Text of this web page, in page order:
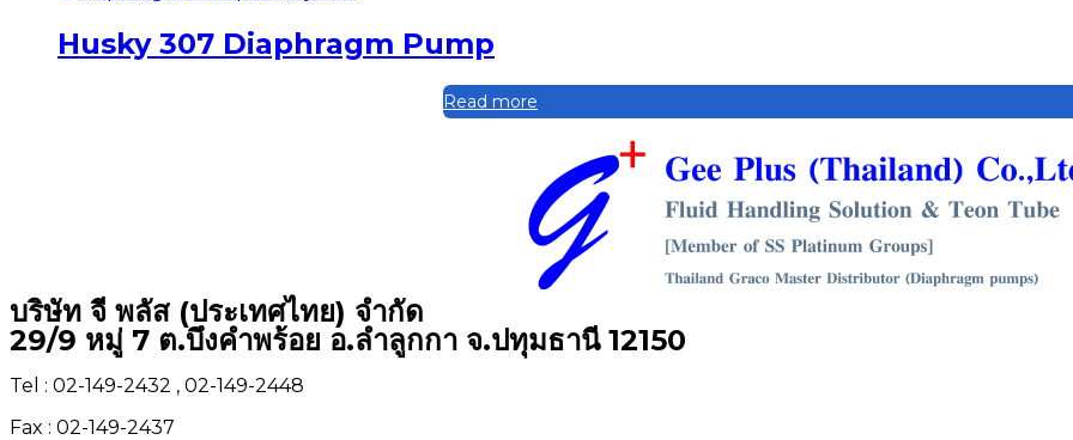
Husky 307 Diaphragm Pump
Read more
บริษัท จี พลัส (ประเทศไทย) จำกัด
29/9 หมู่ 7 ต.บึงคำพร้อย อ.ลำลูกกา จ.ปทุมธานี 12150
Tel : 02-149-2432 , 02-149-2448
Fax : 02-149-2437